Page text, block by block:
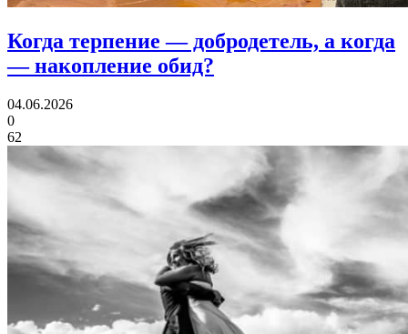
Когда терпение — добродетель, а когда
— накопление обид?
04.06.2026
0
62